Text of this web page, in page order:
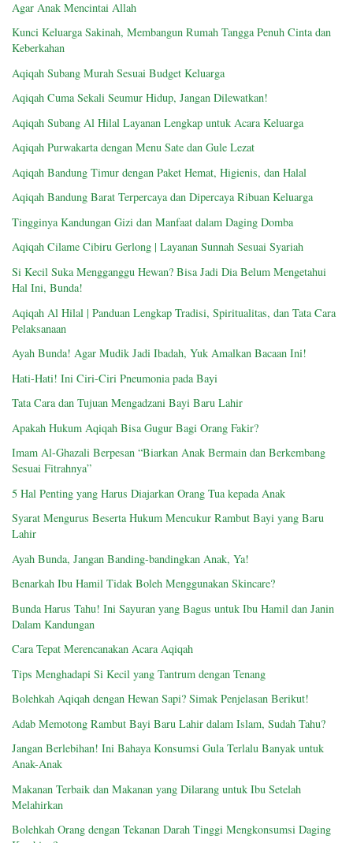
Agar Anak Mencintai Allah
Kunci Keluarga Sakinah, Membangun Rumah Tangga Penuh Cinta dan
Keberkahan
Aqiqah Subang Murah Sesuai Budget Keluarga
Aqiqah Cuma Sekali Seumur Hidup, Jangan Dilewatkan!
Aqiqah Subang Al Hilal Layanan Lengkap untuk Acara Keluarga
Aqiqah Purwakarta dengan Menu Sate dan Gule Lezat
Aqiqah Bandung Timur dengan Paket Hemat, Higienis, dan Halal
Aqiqah Bandung Barat Terpercaya dan Dipercaya Ribuan Keluarga
Tingginya Kandungan Gizi dan Manfaat dalam Daging Domba
Aqiqah Cilame Cibiru Gerlong | Layanan Sunnah Sesuai Syariah
Si Kecil Suka Mengganggu Hewan? Bisa Jadi Dia Belum Mengetahui
Hal Ini, Bunda!
Aqiqah Al Hilal | Panduan Lengkap Tradisi, Spiritualitas, dan Tata Cara
Pelaksanaan
Ayah Bunda! Agar Mudik Jadi Ibadah, Yuk Amalkan Bacaan Ini!
Hati-Hati! Ini Ciri-Ciri Pneumonia pada Bayi
Tata Cara dan Tujuan Mengadzani Bayi Baru Lahir
Apakah Hukum Aqiqah Bisa Gugur Bagi Orang Fakir?
Imam Al-Ghazali Berpesan “Biarkan Anak Bermain dan Berkembang
Sesuai Fitrahnya”
5 Hal Penting yang Harus Diajarkan Orang Tua kepada Anak
Syarat Mengurus Beserta Hukum Mencukur Rambut Bayi yang Baru
Lahir
Ayah Bunda, Jangan Banding-bandingkan Anak, Ya!
Benarkah Ibu Hamil Tidak Boleh Menggunakan Skincare?
Bunda Harus Tahu! Ini Sayuran yang Bagus untuk Ibu Hamil dan Janin
Dalam Kandungan
Cara Tepat Merencanakan Acara Aqiqah
Tips Menghadapi Si Kecil yang Tantrum dengan Tenang
Bolehkah Aqiqah dengan Hewan Sapi? Simak Penjelasan Berikut!
Adab Memotong Rambut Bayi Baru Lahir dalam Islam, Sudah Tahu?
Jangan Berlebihan! Ini Bahaya Konsumsi Gula Terlalu Banyak untuk
Anak-Anak
Makanan Terbaik dan Makanan yang Dilarang untuk Ibu Setelah
Melahirkan
Bolehkah Orang dengan Tekanan Darah Tinggi Mengkonsumsi Daging